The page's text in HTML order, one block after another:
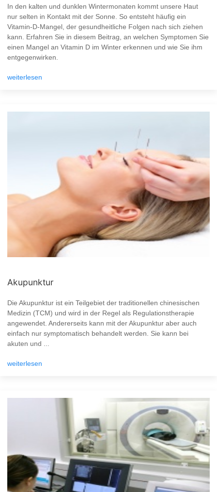
In den kalten und dunklen Wintermonaten kommt unsere Haut
nur selten in Kontakt mit der Sonne. So entsteht häufig ein
Vitamin-D-Mangel, der gesundheitliche Folgen nach sich ziehen
kann. Erfahren Sie in diesem Beitrag, an welchen Symptomen Sie
einen Mangel an Vitamin D im Winter erkennen und wie Sie ihm
entgegenwirken.
weiterlesen
Akupunktur
Die Akupunktur ist ein Teilgebiet der traditionellen chinesischen
Medizin (TCM) und wird in der Regel als Regulationstherapie
angewendet. Andererseits kann mit der Akupunktur aber auch
einfach nur symptomatisch behandelt werden. Sie kann bei
akuten und ...
weiterlesen